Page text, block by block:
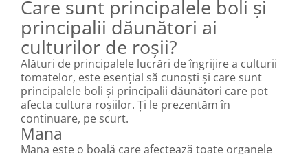
Care sunt principalele boli și
principalii dăunători ai
culturilor de roșii?
Alături de principalele lucrări de îngrijire a culturii
tomatelor, este esențial să cunoști și care sunt
principalele boli și principalii dăunători care pot
afecta cultura roșiilor. Ți le prezentăm în
continuare, pe scurt.
Mana
Mana este o boală care afectează toate organele